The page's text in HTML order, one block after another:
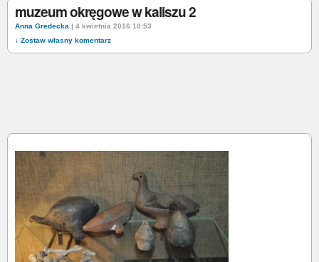
muzeum okręgowe w kaliszu 2
Anna Gredecka | 4 kwietnia 2016 10:53
↓ Zostaw własny komentarz